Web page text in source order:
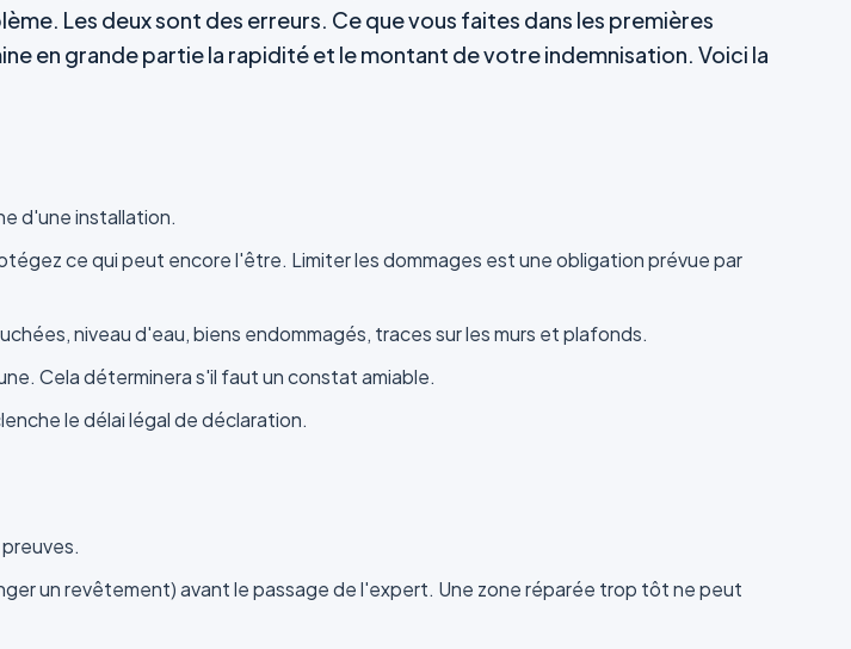
Les deux sont des erreurs. Ce que vous faites dans les premières
en grande partie la rapidité et le montant de votre indemnisation. Voici la
d'une installation.
ce qui peut encore l'être. Limiter les dommages est une obligation prévue par
niveau d'eau, biens endommagés, traces sur les murs et plafonds.
Cela déterminera s'il faut un constat amiable.
le délai légal de déclaration.
un revêtement) avant le passage de l'expert. Une zone réparée trop tôt ne peut